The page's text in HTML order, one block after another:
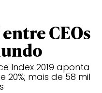
CEOs
Index 2019 aponta
mais de 58 mil